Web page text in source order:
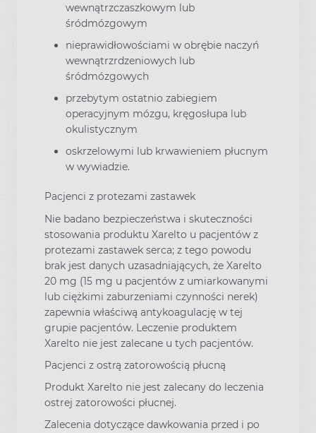
wewnątrzczaszkowym lub
śródmózgowym
nieprawidłowościami w obrębie naczyń
wewnątrzrdzeniowych lub
śródmózgowych
przebytym ostatnio zabiegiem
operacyjnym mózgu, kręgosłupa lub
okulistycznym
oskrzelowymi lub krwawieniem płucnym
w wywiadzie.
Pacjenci z protezami zastawek
Nie badano bezpieczeństwa i skuteczności
stosowania produktu Xarelto u pacjentów z
protezami zastawek serca; z tego powodu
brak jest danych uzasadniających, że Xarelto
20 mg (15 mg u pacjentów z umiarkowanymi
lub ciężkimi zaburzeniami czynności nerek)
zapewnia właściwą antykoagulację w tej
grupie pacjentów. Leczenie produktem
Xarelto nie jest zalecane u tych pacjentów.
Pacjenci z ostrą zatorowością płucną
Produkt Xarelto nie jest zalecany do leczenia
ostrej zatorowości płucnej.
Zalecenia dotyczące dawkowania przed i po